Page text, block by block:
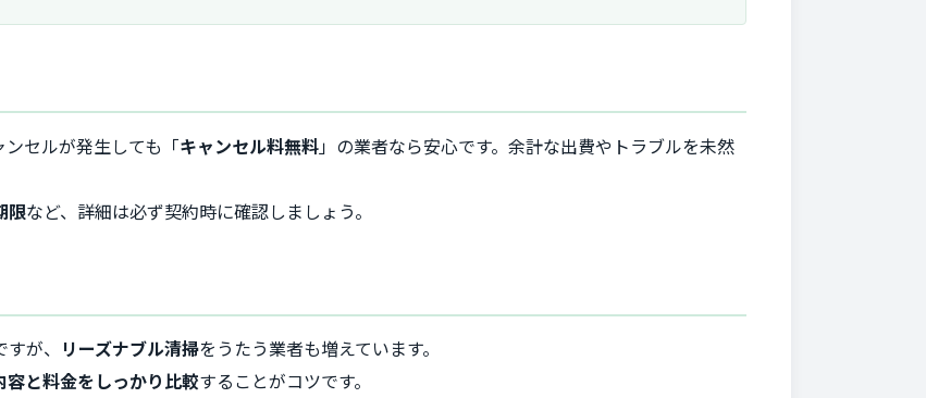
セルが発生しても「キャンセル料無料」の業者なら安心です。余計な出費やトラブルを未然
限など、詳細は必ず契約時に確認しましょう。
が、 リーズナブル清掃をうたう業者も増えています。
容と料金をしっかり比較することがコツです。